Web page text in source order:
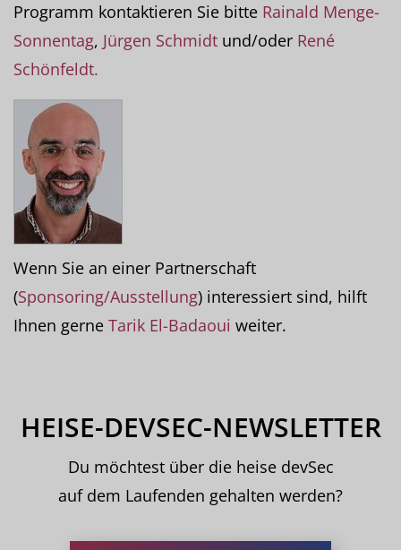
Programm kontaktieren Sie bitte Rainald Menge-
Sonnentag, Jürgen Schmidt und/oder René
Schönfeldt.
Wenn Sie an einer Partnerschaft
(Sponsoring/Ausstellung) interessiert sind, hilft
Ihnen gerne Tarik El-Badaoui weiter.
HEISE-DEVSEC-NEWSLETTER
Du möchtest über die heise devSec
auf dem Laufenden gehalten werden?